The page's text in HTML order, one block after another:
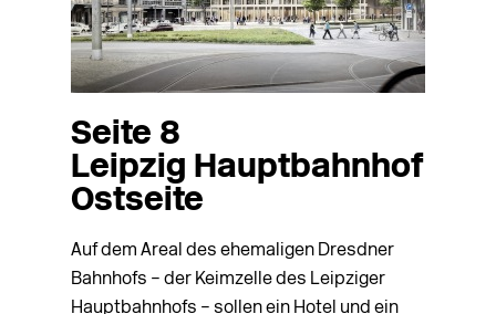
Seite 8
Leipzig Hauptbahnhof
Ostseite
Auf dem Areal des ehemaligen Dresdner
Bahnhofs – der Keimzelle des Leipziger
Hauptbahnhofs – sollen ein Hotel und ein